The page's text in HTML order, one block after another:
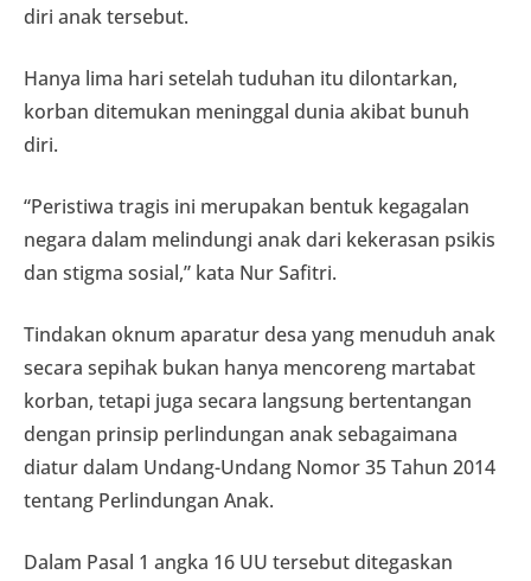
diri anak tersebut.
Hanya lima hari setelah tuduhan itu dilontarkan,
korban ditemukan meninggal dunia akibat bunuh
diri.
“Peristiwa tragis ini merupakan bentuk kegagalan
negara dalam melindungi anak dari kekerasan psikis
dan stigma sosial,” kata Nur Safitri.
Tindakan oknum aparatur desa yang menuduh anak
secara sepihak bukan hanya mencoreng martabat
korban, tetapi juga secara langsung bertentangan
dengan prinsip perlindungan anak sebagaimana
diatur dalam Undang-Undang Nomor 35 Tahun 2014
tentang Perlindungan Anak.
Dalam Pasal 1 angka 16 UU tersebut ditegaskan